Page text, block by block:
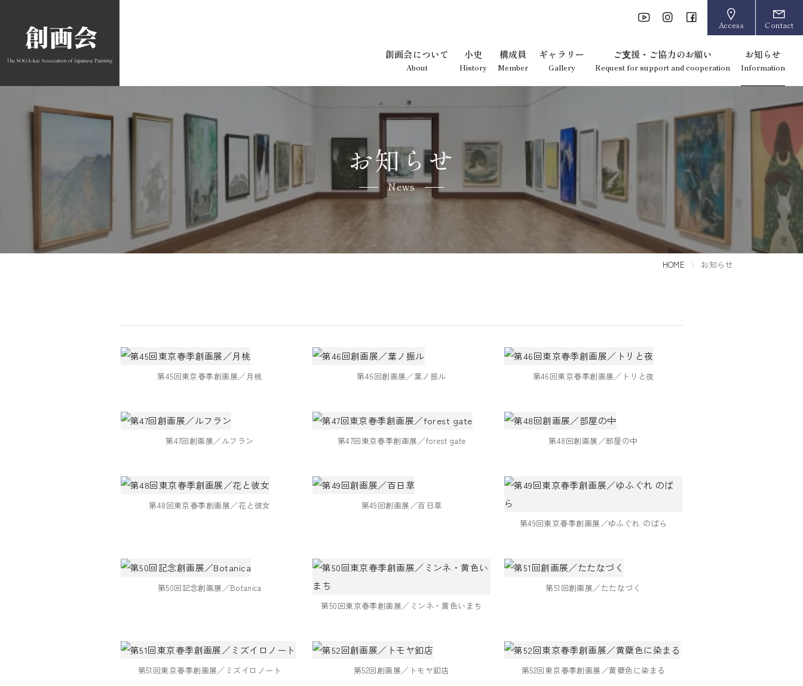
Access Contact
創画会について
About
小史
History
構成員
Member
ギャラリー
Gallery
ご⽀援・ご協力のお願い
Request for support and cooperation
お知らせ
Information
お知らせ
News
HOME お知らせ
第45回東京春季創画展／月桃 第46回創画展／葉ノ振ル 第46回東京春季創画展／トリと夜
第47回創画展／ルフラン 第47回東京春季創画展／forest gate 第48回創画展／部屋の中
第48回東京春季創画展／花と彼女
第49回創画展／百日草
第49回東京春季創画展／ゆふぐれ のばら
第50回記念創画展／Botanica
第50回東京春季創画展／ミンネ・黄色いまち
第51回創画展／たたなづく
第51回東京春季創画展／ミズイロノート 第52回創画展／トモヤ釦店 第52回東京春季創画展／黄蘗色に染まる